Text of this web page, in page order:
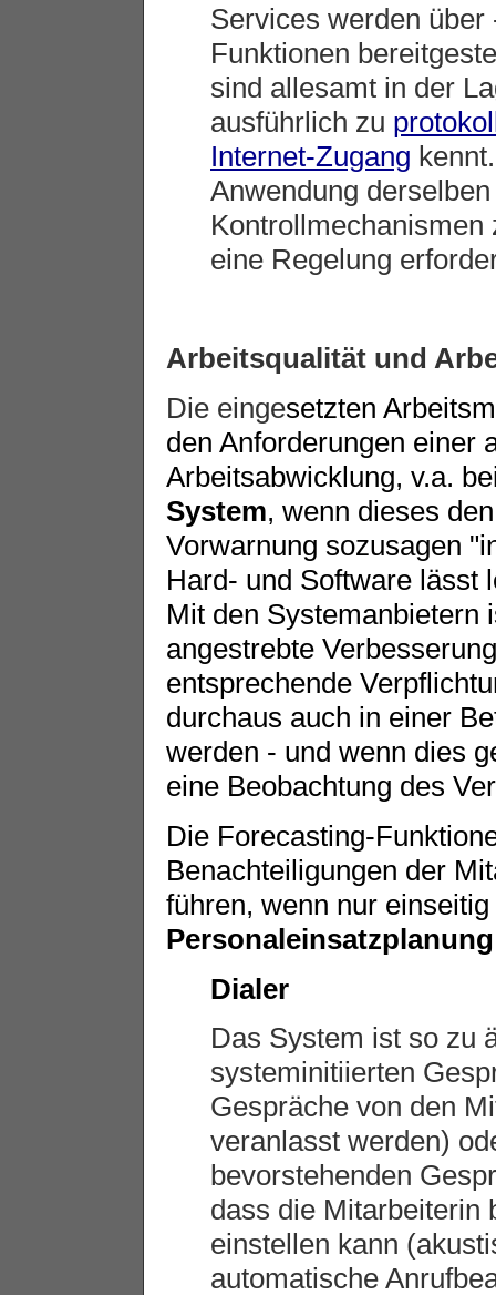
Services werden
Funktionen
sind allesamt in der
ausführlich zu
Internet-Zugang
Anwendung
Kontrollmechanismen
eine Regelung
Arbeitsqualität und
Die eingesetzten
den Anforderungen einer
Arbeitsabwicklung, v.a.
System, wenn dieses
Vorwarnung sozusagen
Hard- und Software lässt
Mit den Systemanbietern
angestrebte
entsprechende
durchaus auch in einer
werden - und wenn dies
eine Beobachtung des
Die Forecasting-
Benachteiligungen der
führen, wenn nur
Personaleinsatzplanung
Dialer
Das System ist so zu
systeminitiierten
Gespräche von den
veranlasst werden)
bevorstehenden
dass die Mitarbeiterin
einstellen kann
automatische